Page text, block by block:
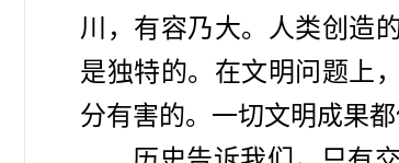
川，有容乃大。人类创造
是独特的。在文明问题上
分有害的。一切文明成果